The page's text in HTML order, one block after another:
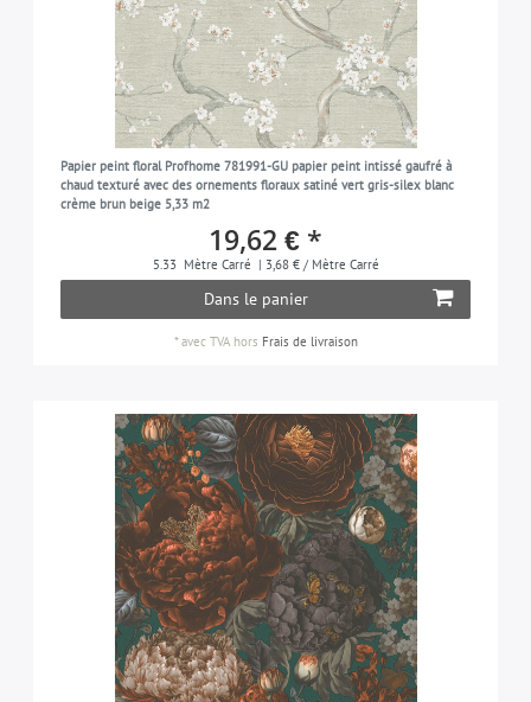
Papier peint floral Profhome 781991-GU papier peint intissé gaufré à
chaud texturé avec des ornements floraux satiné vert gris-silex blanc
crème brun beige 5,33 m2
19,62 € *
5.33 Mètre Carré | 3,68 € / Mètre Carré
Dans le panier
*avec TVAhors Frais de livraison